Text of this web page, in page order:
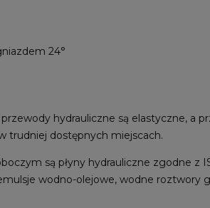
24°
hydrauliczne są elastyczne, a
trudniej dostępnych miejscach.
są płyny hydrauliczne zgodne z
wodno-olejowe, wodne roztwory